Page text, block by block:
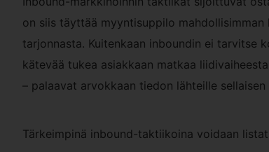
on siis täyttää myyntisuppilo
tarjonnasta. Kuitenkaan inboundin ei tarvitse
kätevää tukea asiakkaan matkaa
– palaavat arvokkaan tiedon lähteille
Tärkeimpinä inbound-taktiikoina voidaan